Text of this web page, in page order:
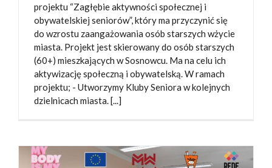
projektu “Zagłębie aktywności społecznej i
obywatelskiej seniorów”, który ma przyczynić się
do wzrostu zaangażowania osób starszych wżycie
miasta. Projekt jest skierowany do osób starszych
(60+) mieszkających w Sosnowcu. Ma na celu ich
aktywizację społeczną i obywatelską. W ramach
projektu; - Utworzymy Kluby Seniora w kolejnych
dzielnicach miasta. [...]